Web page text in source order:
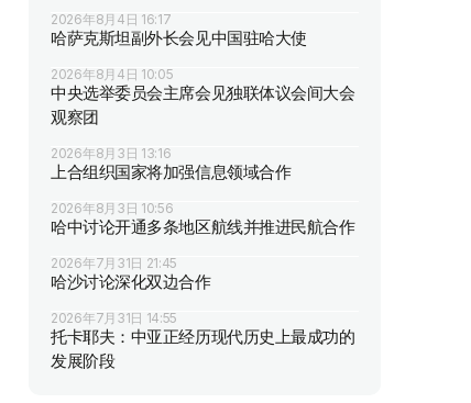
2026年8月4日 16:17
哈萨克斯坦副外长会见中国驻哈大使
2026年8月4日 10:05
中央选举委员会主席会见独联体议会间大会
观察团
2026年8月3日 13:16
上合组织国家将加强信息领域合作
2026年8月3日 10:56
哈中讨论开通多条地区航线并推进民航合作
2026年7月31日 21:45
哈沙讨论深化双边合作
2026年7月31日 14:55
托卡耶夫：中亚正经历现代历史上最成功的
发展阶段